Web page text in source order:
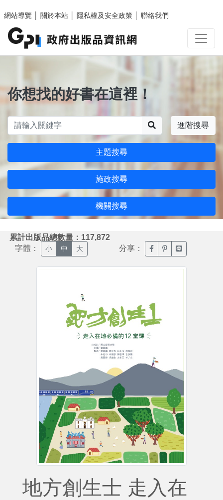
網站導覽
關於本站 隱私權及安全政策 聯絡我們
你想找的好書在這裡！
進階搜尋
主題搜尋
施政搜尋
機關搜尋
累計出版品總數量：117,872
字體： 小 中 大 分享： 臉書分享(另開新視窗)
噗浪分享(另開新
Line分享(另
地方創生士 走入在